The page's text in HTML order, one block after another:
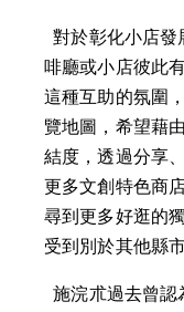
  對於彰化小店發展的願景，施浣朮提到彰化有些咖
啡廳或小店彼此
這種互助的氛圍
覽地圖，希望藉
結度，透過分享
更多文創特色商
尋到更多好逛的
受到別於其他縣
  施浣朮過去曾認為，彰化給人一成不變的感覺，保